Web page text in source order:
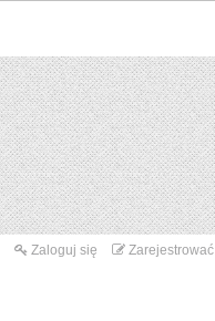
Zaloguj się Zarejestrować